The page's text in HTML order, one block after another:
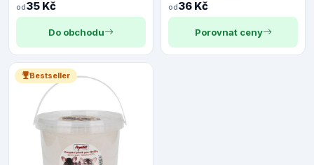
od35 Kč
Do obchodu
od36 Kč
Porovnat ceny
Bestseller